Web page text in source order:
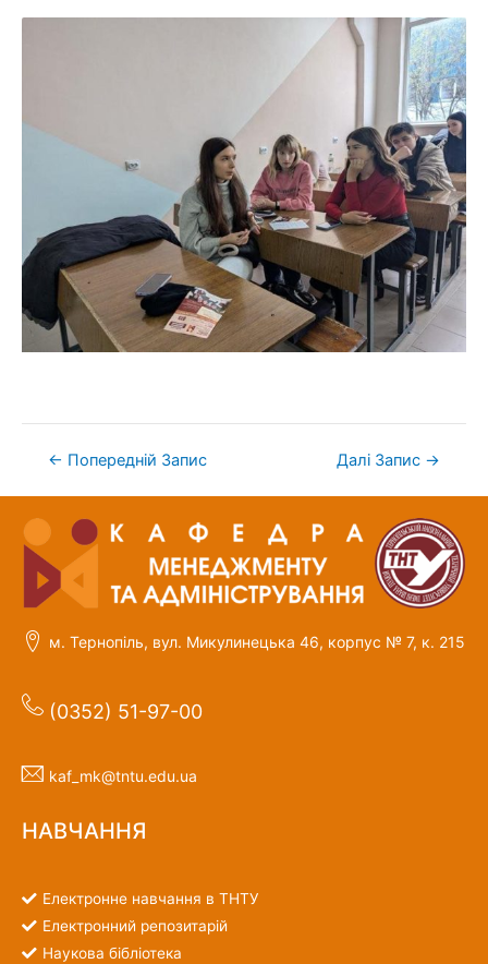
← Попередній Запис Далі Запис →
м. Тернопіль, вул. Микулинецька 46, корпус № 7, к. 215
(0352) 51-97-00
kaf_mk@tntu.edu.ua
НАВЧАННЯ
Електронне навчання в ТНТУ
Електронний репозитарій
Наукова бібліотека